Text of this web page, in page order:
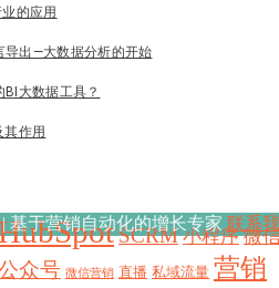
的应用
导出—大数据分析的开始
大数据工具？
其作用
SCRM 小程序 微
众号 微信营销 直播 私域流量 营销
基于营销自动化的增长专家 联系